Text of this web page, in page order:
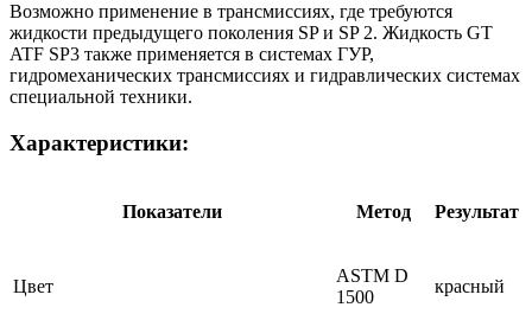
Возможно применение в трансмиссиях, где требуются
жидкости предыдущего поколения SP и SP 2. Жидкость GT
ATF SP3 также применяется в системах ГУР,
гидромеханических трансмиссиях и гидравлических системах
специальной техники.
Характеристики:
Показатели Метод Результат
Цвет
ASTM D
1500
красный